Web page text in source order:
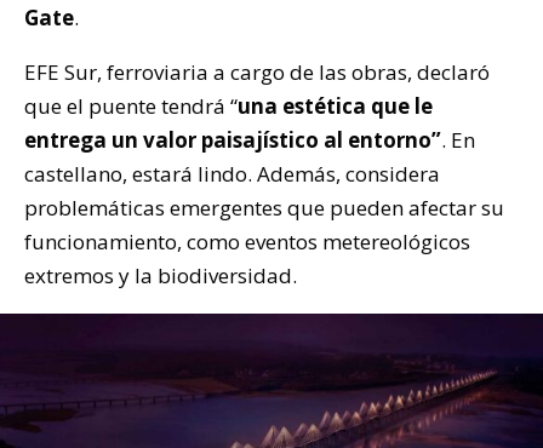
Gate.
EFE Sur, ferroviaria a cargo de las obras, declaró
que el puente tendrá “una estética que le
entrega un valor paisajístico al entorno”. En
castellano, estará lindo. Además, considera
problemáticas emergentes que pueden afectar su
funcionamiento, como eventos metereológicos
extremos y la biodiversidad.